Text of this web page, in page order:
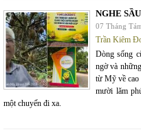
NGHE
07 Tháng
Trần Kiêm
Dòng sống
ngờ và
từ Mỹ về
mười lăm
một chuyến đi xa.